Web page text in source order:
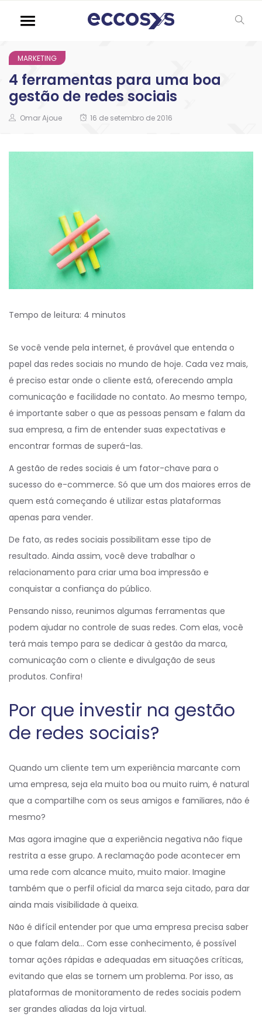
MARKETING
4 ferramentas para uma boa
gestão de redes sociais
Omar Ajoue 16 de setembro de 2016
Tempo de leitura: 4 minutos
Se você vende pela internet, é provável que entenda o
papel das redes sociais no mundo de hoje. Cada vez mais,
é preciso estar onde o cliente está, oferecendo ampla
comunicação e facilidade no contato. Ao mesmo tempo,
é importante saber o que as pessoas pensam e falam da
sua empresa, a fim de entender suas expectativas e
encontrar formas de superá-las.
A gestão de redes sociais é um fator-chave para o
sucesso do e-commerce. Só que um dos maiores erros de
quem está começando é utilizar estas plataformas
apenas para vender.
De fato, as redes sociais possibilitam esse tipo de
resultado. Ainda assim, você deve trabalhar o
relacionamento para criar uma boa impressão e
conquistar a confiança do público.
Pensando nisso, reunimos algumas ferramentas que
podem ajudar no controle de suas redes. Com elas, você
terá mais tempo para se dedicar à gestão da marca,
comunicação com o cliente e divulgação de seus
produtos. Confira!
Por que investir na gestão
de redes sociais?
Quando um cliente tem um experiência marcante com
uma empresa, seja ela muito boa ou muito ruim, é natural
que a compartilhe com os seus amigos e familiares, não é
mesmo?
Mas agora imagine que a experiência negativa não fique
restrita a esse grupo. A reclamação pode acontecer em
uma rede com alcance muito, muito maior. Imagine
também que o perfil oficial da marca seja citado, para dar
ainda mais visibilidade à queixa.
Não é difícil entender por que uma empresa precisa saber
o que falam dela… Com esse conhecimento, é possível
tomar ações rápidas e adequadas em situações críticas,
evitando que elas se tornem um problema. Por isso, as
plataformas de monitoramento de redes sociais podem
ser grandes aliadas da loja virtual.